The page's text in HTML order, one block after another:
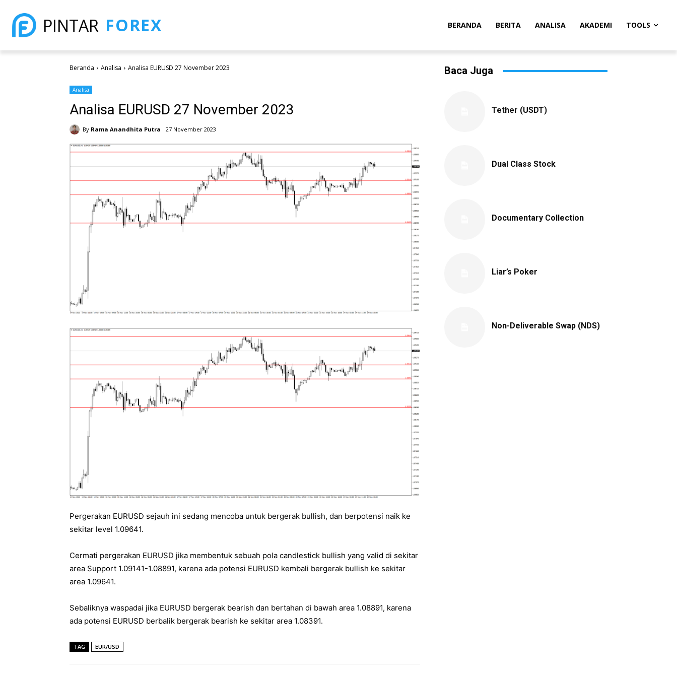
PINTAR FOREX BERANDA BERITA ANALISA AKADEMI TOOLS
Beranda Analisa Analisa EURUSD 27 November 2023
Analisa
Analisa EURUSD 27 November 2023
By Rama Anandhita Putra 27 November 2023
Pergerakan EURUSD sejauh ini sedang mencoba untuk bergerak bullish, dan berpotensi naik ke
sekitar level 1.09641.
Cermati pergerakan EURUSD jika membentuk sebuah pola candlestick bullish yang valid di sekitar
area Support 1.09141-1.08891, karena ada potensi EURUSD kembali bergerak bullish ke sekitar
area 1.09641.
Sebaliknya waspadai jika EURUSD bergerak bearish dan bertahan di bawah area 1.08891, karena
ada potensi EURUSD berbalik bergerak bearish ke sekitar area 1.08391.
TAG EUR/USD
Baca Juga
Tether (USDT)
Dual Class Stock
Documentary Collection
Liar’s Poker
Non-Deliverable Swap (NDS)